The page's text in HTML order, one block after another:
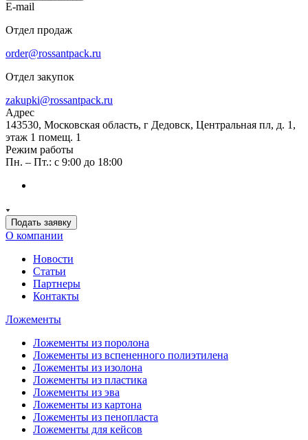
E-mail
Отдел продаж
order@rossantpack.ru
Отдел закупок
zakupki@rossantpack.ru
Адрес
143530, Московская область, г Дедовск, Центральная пл, д. 1,
этаж 1 помещ. 1
Режим работы
Пн. – Пт.: с 9:00 до 18:00
Подать заявку
О компании
Новости
Статьи
Партнеры
Контакты
Ложементы
Ложементы из поролона
Ложементы из вспененного полиэтилена
Ложементы из изолона
Ложементы из пластика
Ложементы из эва
Ложементы из картона
Ложементы из пенопласта
Ложементы для кейсов